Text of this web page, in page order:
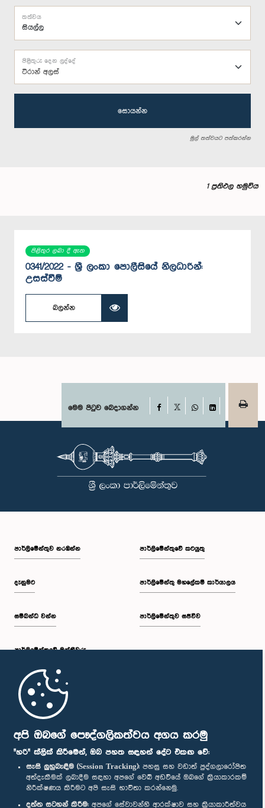
අපි ඔබගේ පෞද්ගලිකත්වය අගය කරමු
"හරි" ක්ලික් කිරීමෙන්, ඔබ පහත සඳහන් දේට එකඟ වේ:
සැසි ලුහුබැඳීම (Session Tracking): පහසු සහ වඩාත් පුද්ගලාරෝපිත
අත්දැකීමක් ලබාදීම සඳහා අපගේ වෙබ් අඩවියේ ඔබගේ ක්‍රියාකාරකම්
නිරීක්ෂණය කිරීමට අපි සැසි භාවිතා කරන්නෙමු.
දත්ත සටහන් කිරීම: අපගේ සේවාවන්හි ආරක්ෂාව සහ ක්‍රියාකාරීත්වය
තත්වය
ටිරාන් අලස්
පිළිතුරු දෙන ලද්දේ
සොයන්න
මුල් තත්වයට පත්කරන්න
1 ප්‍රතිඵල හමුවිය
පිළිතුර ලබා දී ඇත
0341/2022 - ශ්‍රී ලංකා පොලීසියේ නිලධාරින්:
උසස්වීම්
බලන්න
මෙම පිටුව බෙදාගන්න Facebook
WhatsAppLinkedIn
පාර්ලි‌මේන්තුව නරඹන්න
දැනුමට
සම්බන්ධ වන්න
පාර්ලි‌මේන්තුවේ මන්ත්‍රීවරු
මුල් පිටුව
පාර්ලිමේන්තුවේ කටයුතු
පාර්ලිමේන්තු මහලේකම් කාර්යාලය
පාර්ලිමේන්තුව සජීවීව
පාර්ලිමේන්තු ජංගම යෙදුම
අප හා සම්බන්ධ වී සිටින්න :